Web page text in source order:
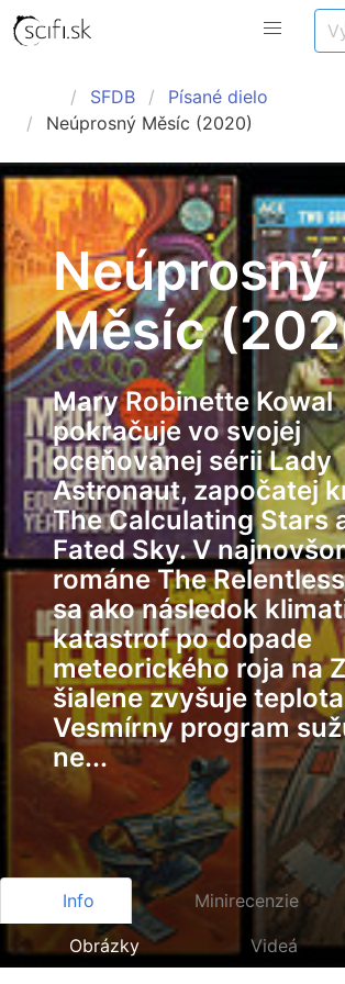
SFDB
Písané dielo
Neúprosný Měsíc (2020)
Neúprosný
Měsíc
Mary Robinette Kowal
pokračuje vo svojej
oceňovanej sérii Lady
Astronaut, započatej
The Calculating Stars
Fated Sky. V
románe The
sa ako následok
katastrof po dopade
meteorického roja na
šialene zvyšuje
Vesmírny program
ne...
Info Minirecenzie
Obrázky Videá